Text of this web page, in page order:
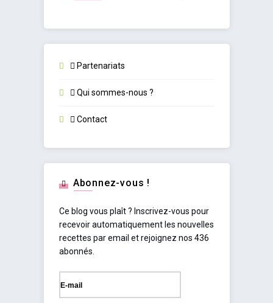
Partenariats
Qui sommes-nous ?
Contact
Abonnez-vous !
Ce blog vous plaît ? Inscrivez-vous pour
recevoir automatiquement les nouvelles
recettes par email et rejoignez nos 436
abonnés.